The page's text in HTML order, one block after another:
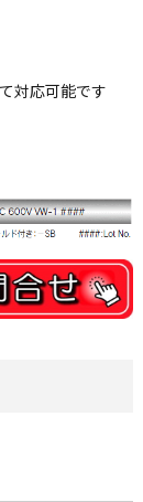
対応可能です